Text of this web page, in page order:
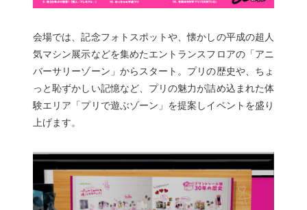
会場では、記念フォトスポットや、懐かしの平成の超人
気マシン展示などを集めたエントランスフロアの「アニ
バーサリーゾーン」からスタート。プリの歴史や、ちょ
っと恥ずかしい記憶など、プリの魅力が詰め込まれた体
験エリア「プリで遊ぶゾーン」を提案しイベントを盛り
上げます。